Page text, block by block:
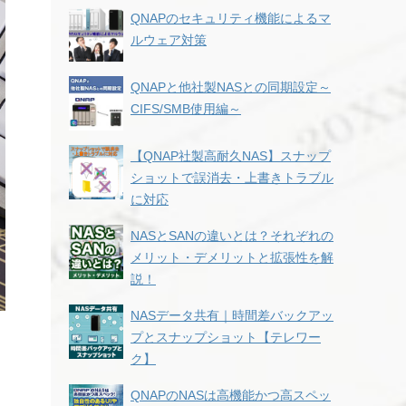
QNAPのセキュリティ機能によるマ
ルウェア対策
QNAPと他社製NASとの同期設定～
CIFS/SMB使用編～
【QNAP社製高耐久NAS】スナップ
ショットで誤消去・上書きトラブル
に対応
NASとSANの違いとは？それぞれの
メリット・デメリットと拡張性を解
説！
NASデータ共有｜時間差バックアッ
プとスナップショット【テレワー
ク】
QNAPのNASは高機能かつ高スペッ